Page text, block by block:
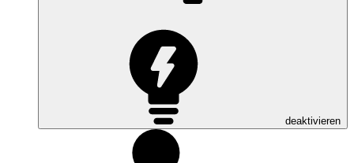
deaktivieren